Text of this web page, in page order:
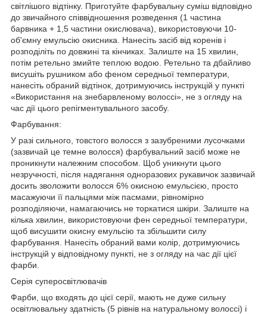
світлішого відтінку. Приготуйте фарбувальну суміш відповідно
до звичайного співвідношення розведення (1 частина
барвника + 1,5 частини окислювача), використовуючи 10-
об'ємну емульсію окисника. Нанесіть засіб від коренів і
розподіліть по довжині та кінчиках. Залиште на 15 хвилин,
потім ретельно змийте теплою водою. Ретельно та дбайливо
висушіть рушником або феном середньої температури,
нанесіть обраний відтінок, дотримуючись інструкцій у пункті
«Використання на знебарвленому волоссі», не з огляду на
час дії цього репігментувального засобу.
Фарбування:
У разі сильного, товстого волосся з зазубреними лусочками
(зазвичай це темне волосся) фарбувальний засіб може не
проникнути належним способом. Щоб уникнути цього
незручності, після надягання одноразових рукавичок зазвичай
досить зволожити волосся 6% окисною емульсією, просто
масажуючи її пальцями між пасмами, рівномірно
розподіляючи, намагаючись не торкатися шкіри. Залиште на
кілька хвилин, використовуючи фен середньої температури,
щоб висушити окисну емульсію та збільшити силу
фарбування. Нанесіть обраний вами колір, дотримуючись
інструкцій у відповідному пункті, не з огляду на час дії цієї
фарби.
Серія суперосвітлювачів
Фарби, що входять до цієї серії, мають не дуже сильну
освітлювальну здатність (5 рівнів на натуральному волоссі) і